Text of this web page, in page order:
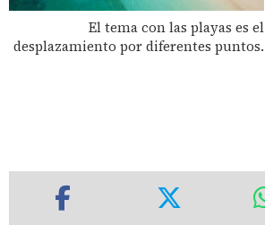
El tema con las playas es el
desplazamiento por diferentes puntos.